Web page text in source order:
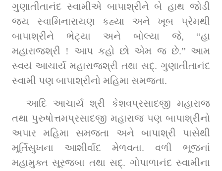
ગુણાતીતાનંદ સ્વામીએ બાપાશ્રીને બે હાથ જોડી
જય સ્વામિનારાયણ કહ્યા અને ખૂબ પ્રેમથી
બાપાશ્રીને ભેટ્યા અને બોલ્યા જે, “હા
મહારાજશ્રી ! આપ કહો છો એમ જ છે.” આમ
સ્વયં આચાર્ય મહારાજશ્રી તથા સદ્‌. ગુણાતીતાનંદ
સ્વામી પણ બાપાશ્રીનો મહિમા સમજતા.
આદિ આચાર્ય શ્રી કેશવપ્રસાદજી મહારાજ
તથા પુરુષોત્તમપ્રસાદજી મહારાજ પણ બાપાશ્રીનો
અપાર મહિમા સમજતા અને બાપાશ્રી પાસેથી
મૂર્તિસુખના આશીર્વાદ મેળવતા. વળી ભૂજનાં
મહામુક્ત સૂરજબા તથા સદ્‌. ગોપાળાનંદ સ્વામીના